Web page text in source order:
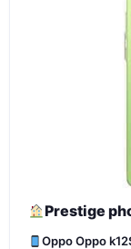
Prestige
Oppo Oppo